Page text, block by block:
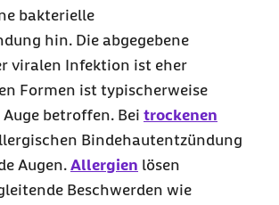
bakterielle
hin. Die abgegebene
viralen Infektion ist eher
Formen ist typischerweise
betroffen. Bei trockenen
Bindehautentzündung
Augen. Allergien lösen
Beschwerden wie